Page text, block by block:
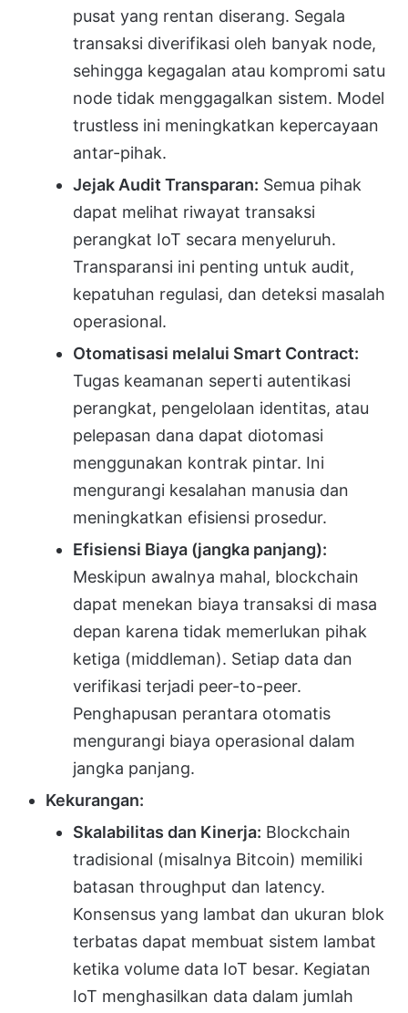
pusat yang rentan diserang. Segala
transaksi diverifikasi oleh banyak node,
sehingga kegagalan atau kompromi satu
node tidak menggagalkan sistem. Model
trustless ini meningkatkan kepercayaan
antar-pihak.
Jejak Audit Transparan: Semua pihak
dapat melihat riwayat transaksi
perangkat IoT secara menyeluruh.
Transparansi ini penting untuk audit,
kepatuhan regulasi, dan deteksi masalah
operasional.
Otomatisasi melalui Smart Contract:
Tugas keamanan seperti autentikasi
perangkat, pengelolaan identitas, atau
pelepasan dana dapat diotomasi
menggunakan kontrak pintar. Ini
mengurangi kesalahan manusia dan
meningkatkan efisiensi prosedur.
Efisiensi Biaya (jangka panjang):
Meskipun awalnya mahal, blockchain
dapat menekan biaya transaksi di masa
depan karena tidak memerlukan pihak
ketiga (middleman). Setiap data dan
verifikasi terjadi peer-to-peer.
Penghapusan perantara otomatis
mengurangi biaya operasional dalam
jangka panjang.
Kekurangan:
Skalabilitas dan Kinerja: Blockchain
tradisional (misalnya Bitcoin) memiliki
batasan throughput dan latency.
Konsensus yang lambat dan ukuran blok
terbatas dapat membuat sistem lambat
ketika volume data IoT besar. Kegiatan
IoT menghasilkan data dalam jumlah